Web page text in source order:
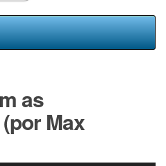
as
Max